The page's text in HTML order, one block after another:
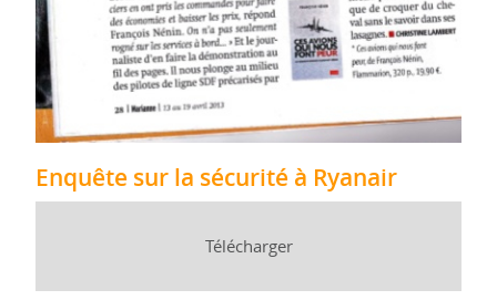
Enquête sur la sécurité à Ryanair
Télécharger